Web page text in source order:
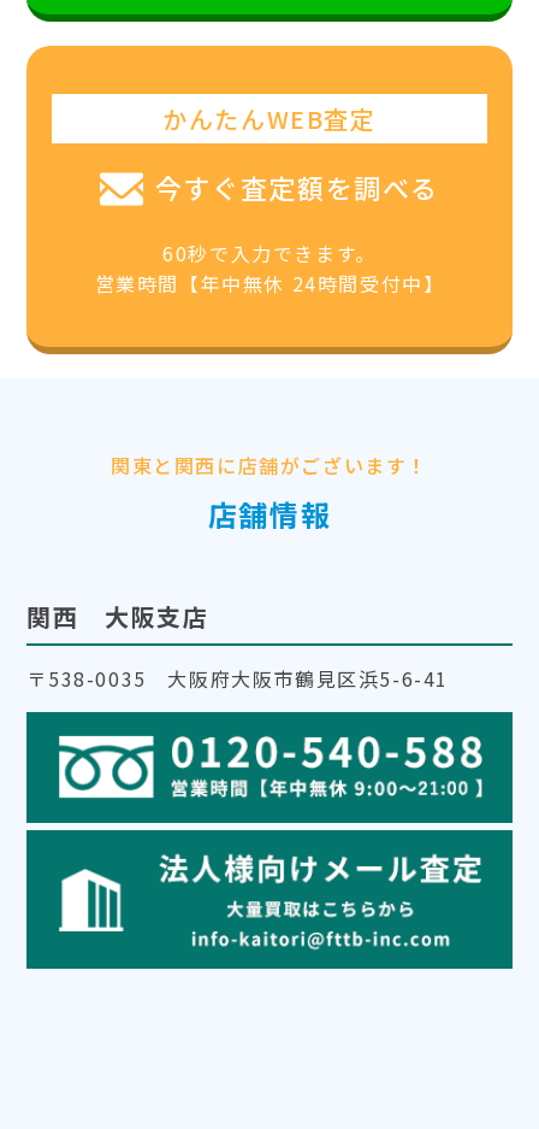
かんたんWEB査定
今すぐ査定額を調べる
60秒で入力できます。
営業時間【年中無休 24時間受付中】
関東と関西に店舗がございます！
店舗情報
関西 大阪支店
〒538-0035 大阪府大阪市鶴見区浜5-6-41